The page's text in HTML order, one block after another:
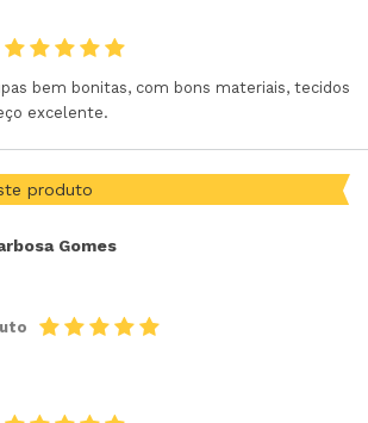
bem bonitas, com bons materiais, tecidos
excelente.
produto
Gomes